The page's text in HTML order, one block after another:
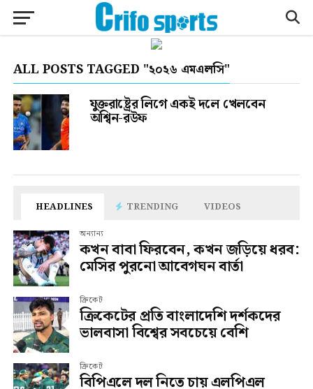
ALL POSTS TAGGED "২০২৬ এমএলসি"
যুক্তরাষ্ট্রের লিগে একই দলে খেলবেন
অশ্বিন-রউফ
HEADLINES TRENDING VIDEOS
অন্যান্য
কখন বাবা ফিরবেন, কখন জড়িয়ে ধরব:
মেসির পুরনো আবেগঘন বার্তা
ক্রিকেট
ক্রিকেটের প্রতি বাংলাদেশি দর্শকদের
ভালবাসা বিশ্বের সবচেয়ে বেশি
ক্রিকেট
বিপিএলে দল নিতে চায় এলপিএল